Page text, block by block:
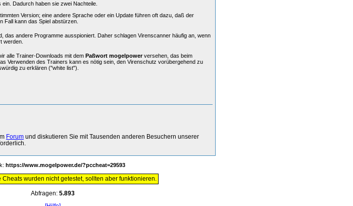
Dadurch haben sie zwei Nachteile.
Version; eine andere Sprache oder ein Update führen oft dazu, daß der
Fall kann das Spiel abstürzen.
das andere Programme ausspioniert. Daher schlagen Virenscanner häufig an, wenn
werden.
alle Trainer-Downloads mit dem Paßwort mogelpowerversehen, das beim
Verwenden des Trainers kann es nötig sein, den Virenschutz vorübergehend zu
zu erklären ("white list").
Forum und diskutieren Sie mit Tausenden anderen Besuchern unserer
https://www.mogelpower.de/?pccheat=29593
Cheats wurden nicht getestet, sollten aber funktionieren.
Abfragen: 5.893